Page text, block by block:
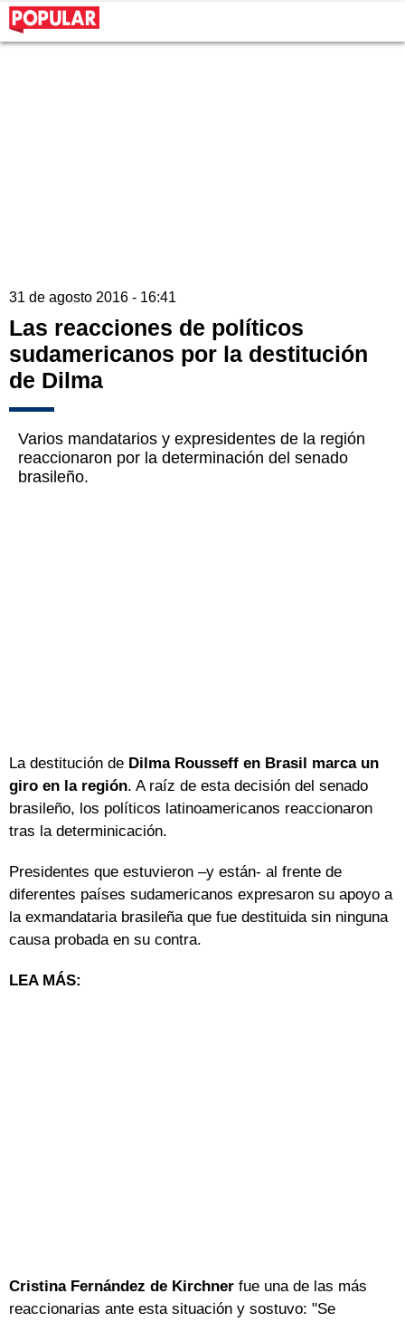
31 de agosto 2016 - 16:41
Las reacciones de políticos
sudamericanos por la destitución
de Dilma
Varios mandatarios y expresidentes de la región
reaccionaron por la determinación del senado
brasileño.
La destitución de Dilma Rousseff en Brasil marca un
giro en la región. A raíz de esta decisión del senado
brasileño, los políticos latinoamericanos reaccionaron
tras la determinicación.
Presidentes que estuvieron –y están- al frente de
diferentes países sudamericanos expresaron su apoyo a
la exmandataria brasileña que fue destituida sin ninguna
causa probada en su contra.
LEA MÁS:
Cristina Fernández de Kirchner fue una de las más
reaccionarias ante esta situación y sostuvo: "Se